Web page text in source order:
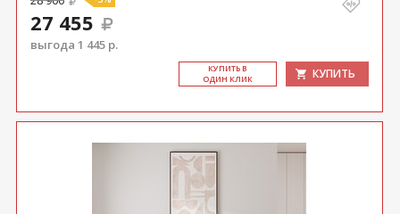
27 455
выгода 1 445 р.
КУ­ПИТЬ В
ОДИН КЛИК
КУПИТЬ